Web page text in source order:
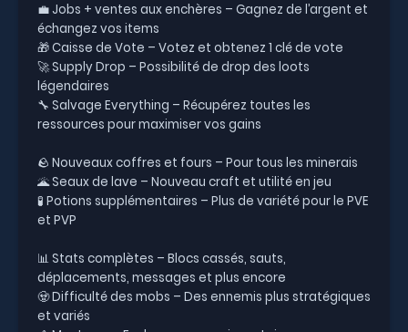
💼 Jobs + ventes aux enchères – Gagnez de l’argent et
échangez vos items
🎁 Caisse de Vote – Votez et obtenez 1 clé de vote
🚀 Supply Drop – Possibilité de drop des loots
légendaires
🔧 Salvage Everything – Récupérez toutes les
ressources pour maximiser vos gains
🪨 Nouveaux coffres et fours – Pour tous les minerais
🌋 Seaux de lave – Nouveau craft et utilité en jeu
🧪 Potions supplémentaires – Plus de variété pour le PVE
et PVP
📊 Stats complètes – Blocs cassés, sauts,
déplacements, messages et plus encore
🧟 Difficulté des mobs – Des ennemis plus stratégiques
et variés